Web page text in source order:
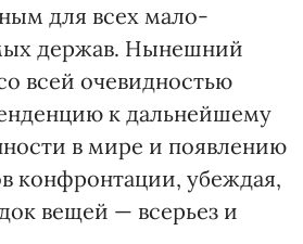
для всех мало-
держав. Нынешний
всей очевидностью
к дальнейшему
в мире и появлению
конфронтации, убеждая,
вещей — всерьез и